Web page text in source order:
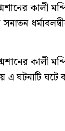
কালী
কালী
ঘটনাটি ঘটে